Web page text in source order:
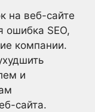
на веб-сайте
ошибка SEO,
компании.
и
сайта.